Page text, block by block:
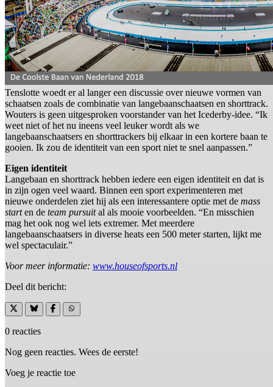
Tenslotte woedt er al langer een discussie over nieuwe vormen van
schaatsen zoals de combinatie van langebaanschaatsen en shorttrack.
Wouters is geen uitgesproken voorstander van het Icederby-idee. “Ik
weet niet of het nu ineens veel leuker wordt als we
langebaanschaatsers en shorttrackers bij elkaar in een kortere baan te
gooien. Ik zou de identiteit van een sport niet te snel aanpassen.”
Eigen identiteit
Langebaan en shorttrack hebben iedere een eigen identiteit en dat is
in zijn ogen veel waard. Binnen een sport experimenteren met
nieuwe onderdelen ziet hij als een interessantere optie met de mass
starten de team pursuital als mooie voorbeelden. “En misschien
mag het ook nog wel iets extremer. Met meerdere
langebaanschaatsers in diverse heats een 500 meter starten, lijkt me
wel spectaculair.”
Voor meer informatie: www.houseofsports.nl
Deel dit bericht:
0 reacties
Nog geen reacties. Wees de eerste!
Voeg je reactie toe